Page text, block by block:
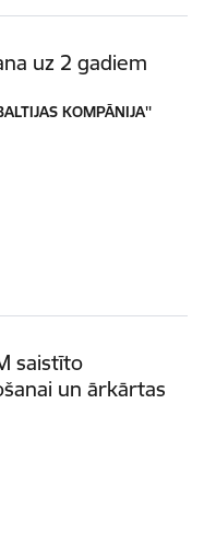
uz 2 gadiem
KOMPĀNIJA''
saistīto
un ārkārtas